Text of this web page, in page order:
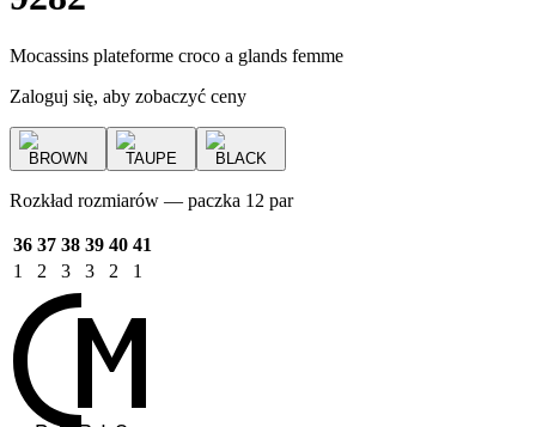
Mocassins plateforme croco a glands femme
Zaloguj się, aby zobaczyć ceny
BROWN TAUPE BLACK
Rozkład rozmiarów — paczka 12 par
36 37 38 39 40 41
1
2 3 3 2 1